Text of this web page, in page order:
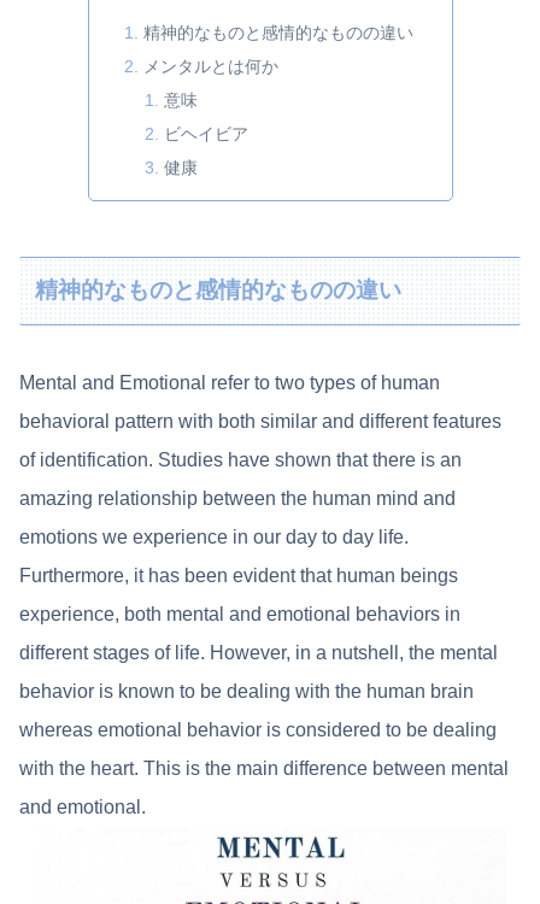
精神的なものと感情的なものの違い
メンタルとは何か
意味
ビヘイビア
健康
精神的なものと感情的なものの違い
Mental and Emotional refer to two types of human
behavioral pattern with both similar and different features
of identification. Studies have shown that there is an
amazing relationship between the human mind and
emotions we experience in our day to day life.
Furthermore, it has been evident that human beings
experience, both mental and emotional behaviors in
different stages of life. However, in a nutshell, the mental
behavior is known to be dealing with the human brain
whereas emotional behavior is considered to be dealing
with the heart. This is the main difference between mental
and emotional.